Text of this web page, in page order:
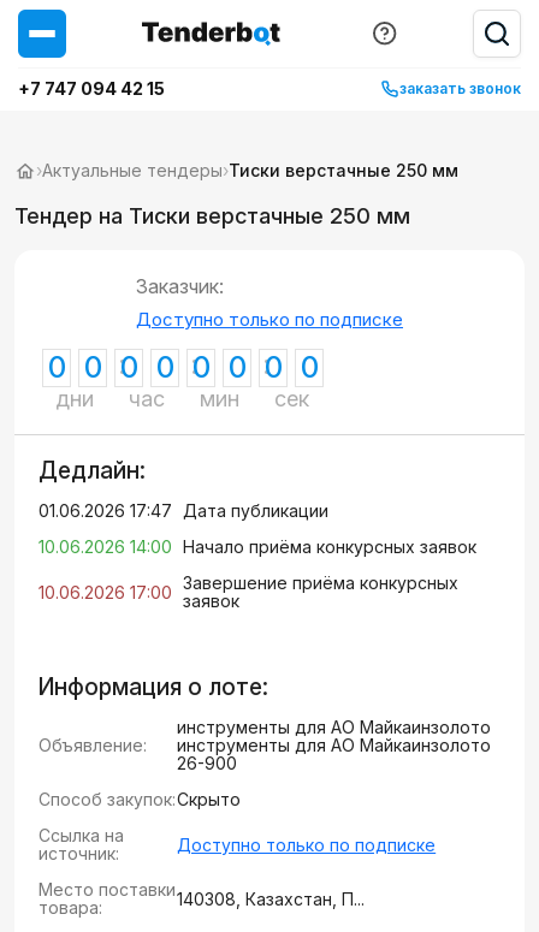
+7 747 094 42 15 заказать звонок
›Актуальные тендеры›Тиски верстачные 250 мм
Тендер на Тиски верстачные 250 мм
Заказчик:
Доступно только по подписке
0 0
дни
0 0
час
0 0
мин
0 0
сек
Дедлайн:
01.06.2026 17:47
Дата публикации
10.06.2026 14:00 Начало приёма конкурсных заявок
10.06.2026 17:00 Завершение приёма конкурсных
заявок
Информация о лоте:
Объявление:
инструменты для АО Майкаинзолото
инструменты для АО Майкаинзолото
26-900
Способ закупок:Скрыто
Ссылка на
источник:
Доступно только по подписке
Место поставки
товара:
140308, Казахстан, П...